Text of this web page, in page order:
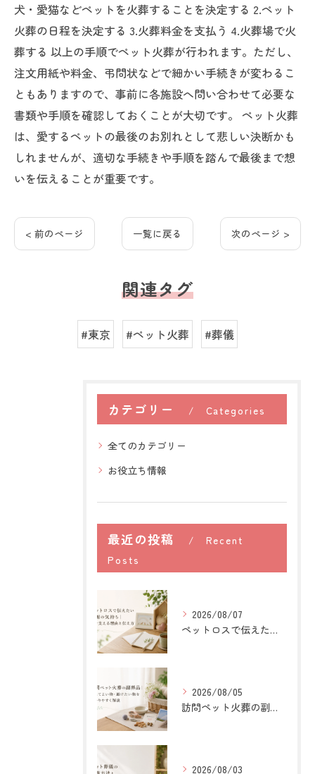
犬・愛猫などペットを火葬することを決定する 2.ペット
火葬の日程を決定する 3.火葬料金を支払う 4.火葬場で火
葬する 以上の手順でペット火葬が行われます。ただし、
注文用紙や料金、弔問状などで細かい手続きが変わるこ
ともありますので、事前に各施設へ問い合わせて必要な
書類や手順を確認しておくことが大切です。 ペット火葬
は、愛するペットの最後のお別れとして悲しい決断かも
しれませんが、適切な手続きや手順を踏んで最後まで想
いを伝えることが重要です。
< 前のページ 一覧に戻る 次のページ >
関連タグ
#東京 #ペット火葬 #葬儀
カテゴリー Categories
全てのカテゴリー
お役立ち情報
最近の投稿
Recent
Posts
2026/08/07
ペットロスで伝えたい感謝の気持ち｜心を支える理由と伝え方
2026/08/05
訪問ペット火葬の副葬品｜入れてよい物・避けたい物を分かりやすく解説
2026/08/03